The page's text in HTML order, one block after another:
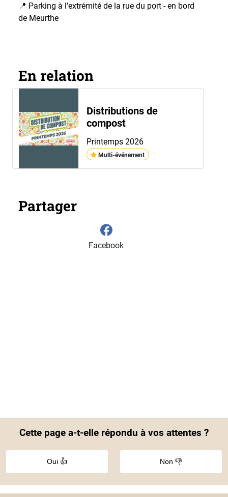
📍 Parking à l'extrémité de la rue du port - en bord
de Meurthe
En relation
Distributions de
compost
Printemps 2026
Multi-événement
Partager
Facebook
Cette page a-t-elle répondu à vos attentes ?
Oui 👍 Non 👎